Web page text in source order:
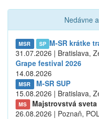
Nedávne
MSR SP M-SR krátke
31.07.2026 | Bratislava,
Grape festival 2026
14.08.2026
MSR
M-SR SUP
15.08.2026 | Bratislava,
MS
Majstrovstvá
26.08.2026 | Poznaň, POL